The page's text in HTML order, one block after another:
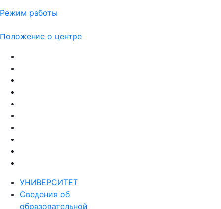
Режим работы
Положение о центре
УНИВЕРСИТЕТ
Сведения об
образовательной